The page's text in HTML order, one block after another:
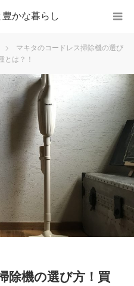
かな暮らし
マキタのコードレス掃除機の選び
とは？！
除機の選び方！買